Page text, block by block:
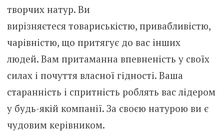
творчих натур. Ви
вирізняєтеся товариськістю, привабливістю,
чарівністю, що притягує до вас інших
людей. Вам притаманна впевненість у своїх
силах і почуття власної гідності. Ваша
старанність і спритність роблять вас лідером
у будь-якій компанії. За своєю натурою ви є
чудовим керівником.